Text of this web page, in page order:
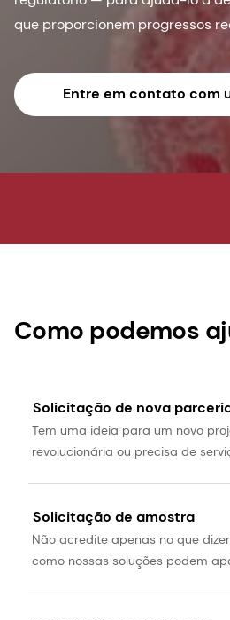
que proporcionem progressos
Entre em contato com
Como podemos
Solicitação de nova
Tem uma ideia para um novo
revolucionária ou precisa de
Solicitação de amostra
Não acredite apenas no que
como nossas soluções podem